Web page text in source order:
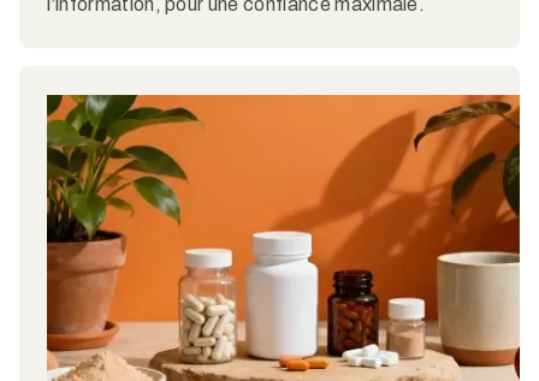
l’information, pour une confiance maximale.